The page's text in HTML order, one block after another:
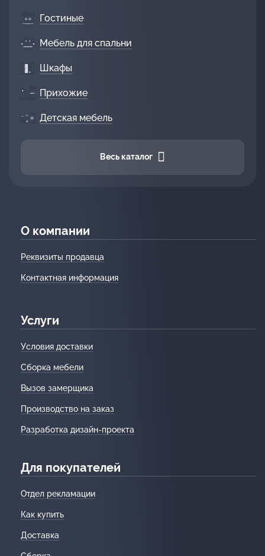
Гостиные
Мебель для спальни
Шкафы
Прихожие
Детская мебель
Весь каталог
О компании
Реквизиты продавца
Контактная информация
Услуги
Условия доставки
Сборка мебели
Вызов замерщика
Производство на заказ
Разработка дизайн-проекта
Для покупателей
Отдел рекламации
Как купить
Доставка